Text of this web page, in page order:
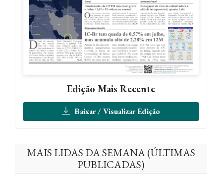
Edição Mais Recente
Baixar / Visualizar Edição
MAIS LIDAS DA SEMANA (ÚLTIMAS
PUBLICADAS)